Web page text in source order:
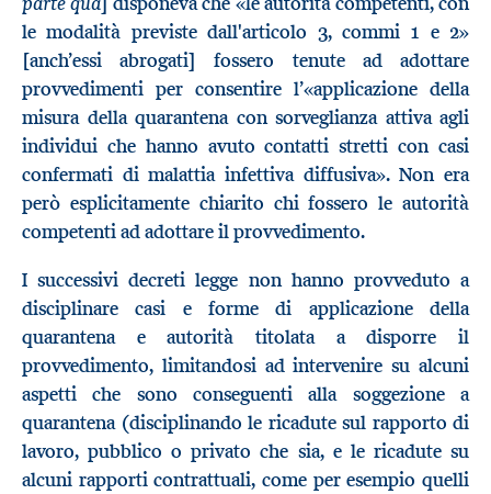
le modalità previste dall'articolo 3, commi 1 e 2»
[anch’essi abrogati] fossero tenute ad adottare
provvedimenti per consentire l’«applicazione della
misura della quarantena con sorveglianza attiva agli
individui che hanno avuto contatti stretti con casi
confermati di malattia infettiva diffusiva». Non era
però esplicitamente chiarito chi fossero le autorità
competenti ad adottare il provvedimento.
I successivi decreti legge non hanno provveduto a
disciplinare casi e forme di applicazione della
quarantena e autorità titolata a disporre il
provvedimento, limitandosi ad intervenire su alcuni
aspetti che sono conseguenti alla soggezione a
quarantena (disciplinando le ricadute sul rapporto di
lavoro, pubblico o privato che sia, e le ricadute su
alcuni rapporti contrattuali, come per esempio quelli